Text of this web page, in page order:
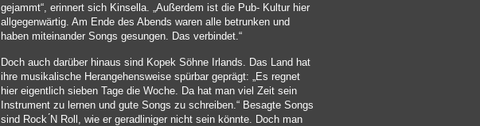
gejammt“, erinnert sich Kinsella. „Außerdem ist die Pub- Kultur hier
allgegenwärtig. Am Ende des Abends waren alle betrunken und
haben miteinander Songs gesungen. Das verbindet.“
Doch auch darüber hinaus sind Kopek Söhne Irlands. Das Land hat
ihre musikalische Herangehensweise spürbar geprägt: „Es regnet
hier eigentlich sieben Tage die Woche. Da hat man viel Zeit sein
Instrument zu lernen und gute Songs zu schreiben.“ Besagte Songs
sind Rock ́N Roll, wie er geradliniger nicht sein könnte. Doch man